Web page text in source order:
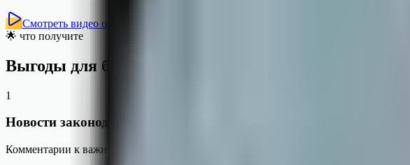
Смотреть видео о сервисе
🌟 что получите
Выгоды для бизнеса
1
Новости законодательства
Комментарии к важным изменениям, письмам ведомств и судебной практике.